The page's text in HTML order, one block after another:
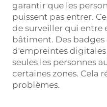
garantir que les
puissent pas entrer.
de surveiller qui entre
bâtiment. Des badges
d'empreintes
seules les personnes
certaines zones. Cela
problèmes.